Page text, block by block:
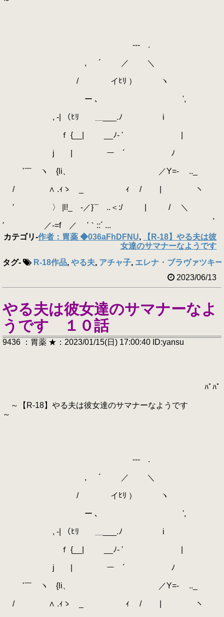
--- .
, ´ ／ ＼
/ イﾋﾘ ） ヽ
ー ､ ',
, ‐| （ﾋﾘ ＿___.ﾉ i
ｆ {__| ゝ __ﾉ- ' |
j | ー ´ ﾉ
'￣ ヽ {li、 ／Y=- .._
/ ∧ .ｨゝ _ ｨ / | ヽ
′ 〉 |l!_ -／}¨¨ ..＜:/ | / ＼
,
′ ／-=f ／ '｀::´ ...
カテゴリ-作者：胃薬 ◆036aFhDFNU,
【R-18】やる夫は彼
女達のサマナーなようです
タグ- R-18作品, やる夫, アチャ子, エレナ・ブラヴァツキ
2023/06/13
やる夫は彼女達のサマナーなよ
うです １０話
9436 ：胃薬 ★：2023/01/15(日) 17:00:40 ID:yansu
ﾊﾟﾊﾟ
～【R-18】やる夫は彼女達のサマナーなようです
～
--- .
, ´ ／ ＼
/ イﾋﾘ ） ヽ
ー ､ ',
, ‐| （ﾋﾘ ＿___.ﾉ i
ｆ {__| ゝ __ﾉ- ' |
j | ー ´ ﾉ
'￣ ヽ {li、 ／Y=- .._
/ ∧ .ｨゝ _ ｨ / | ヽ